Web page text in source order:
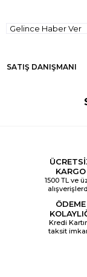
Gelince Haber Ver
SATIŞ DANIŞMANI
KARGO
1500 TL ve
ÖDEME
Kredi
taksit